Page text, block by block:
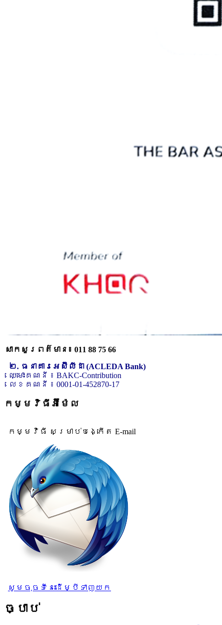
សាកសួរពត៌មាន៖ 011 88 75 66
២. ធនាគារអេស៊ីលីដា (ACLEDA Bank)
ឈ្មោះគណនី ៖ BAKC-Contribution
លេខគណនី ៖ 0001-01-452870-17
កម្មវិធីអ៊ីម៉ែល
កម្មវិធី សម្រាប់បង្កើត E-mail
សូមចុចទីនេះដើម្បីទាញយក
ច្បាប់